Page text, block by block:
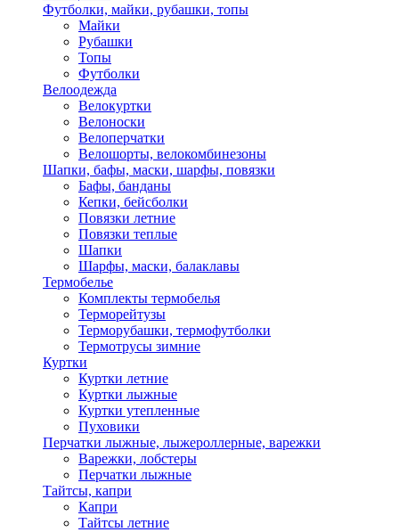
Футболки, майки, рубашки, топы
Майки
Рубашки
Топы
Футболки
Велоодежда
Велокуртки
Велоноски
Велоперчатки
Велошорты, велокомбинезоны
Шапки, бафы, маски, шарфы, повязки
Бафы, банданы
Кепки, бейсболки
Повязки летние
Повязки теплые
Шапки
Шарфы, маски, балаклавы
Термобелье
Комплекты термобелья
Терморейтузы
Терморубашки, термофутболки
Термотрусы зимние
Куртки
Куртки летние
Куртки лыжные
Куртки утепленные
Пуховики
Перчатки лыжные, лыжероллерные, варежки
Варежки, лобстеры
Перчатки лыжные
Тайтсы, капри
Капри
Тайтсы летние